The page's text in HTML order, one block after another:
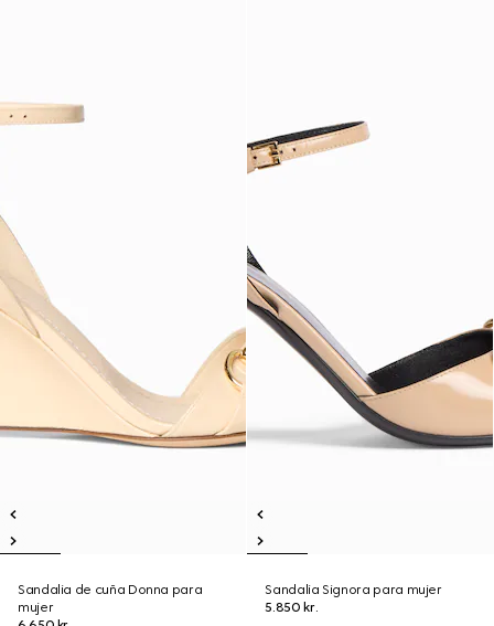
Sandalia de cuña Donna para
mujer
Sandalia Signora para mujer
5.850 kr.